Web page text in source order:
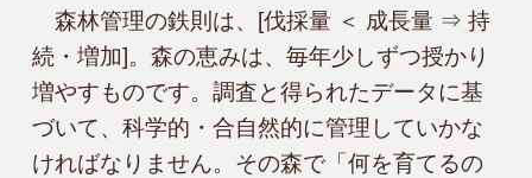
森林管理の鉄則は、[伐採量 ＜ 成長量 ⇒ 持
続・増加]。森の恵みは、毎年少しずつ授かり
増やすものです。調査と得られたデータに基
づいて、科学的・合自然的に管理していかな
ければなりません。その森で「何を育てるの